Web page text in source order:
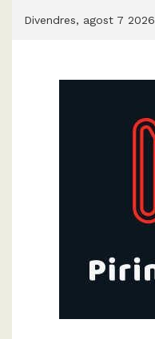
Divendres, agost 7 2026